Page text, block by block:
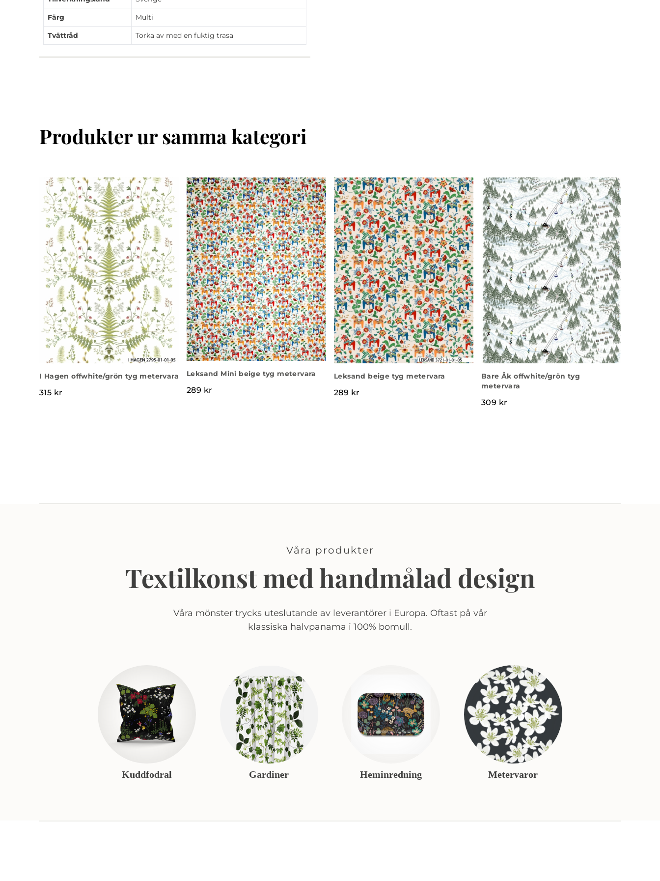
Färg Multi
Tvättråd Torka av med en fuktig trasa
Produkter ur samma kategori
I Hagen offwhite/grön tyg metervara
315 kr
Leksand Mini beige tyg metervara
289 kr
Leksand beige tyg metervara
289 kr
Bare Åk offwhite/grön tyg
metervara
309 kr
Våra produkter
Textilkonst med handmålad design
Våra mönster trycks uteslutande av leverantörer i Europa. Oftast på vår
klassiska halvpanama i 100% bomull.
Kuddfodral Gardiner Heminredning Metervaror